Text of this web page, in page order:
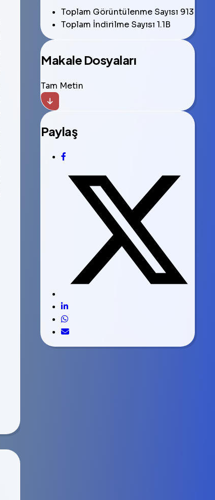
Toplam Görüntülenme Sayısı 913
Toplam İndirilme Sayısı 1.1B
Makale Dosyaları
Tam Metin
Paylaş